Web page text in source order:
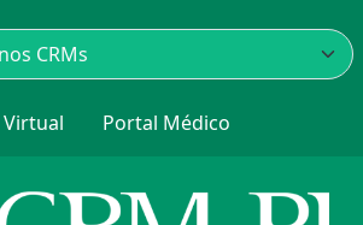
Virtual Portal Médico